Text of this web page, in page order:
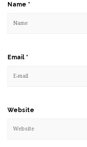
Name *
Email *
Website